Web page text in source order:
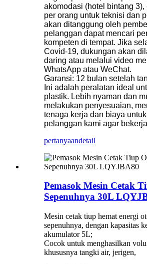
akomodasi (hotel bintang 3),
per orang untuk teknisi dan
akan ditanggung oleh
pelanggan dapat mencari
kompeten di tempat. Jika
Covid-19, dukungan akan
daring atau melalui video
WhatsApp atau WeChat.
Garansi: 12 bulan setelah
Ini adalah peralatan ideal
plastik. Lebih nyaman dan
melakukan penyesuaian,
tenaga kerja dan biaya
pelanggan kami agar
pertanyaandetail
Pemasok Mesin Cetak
Sepenuhnya 30L
Mesin cetak tiup hemat energi
sepenuhnya, dengan kapasitas
akumulator 5L;
Cocok untuk menghasilkan
khususnya tangki air, jerigen,